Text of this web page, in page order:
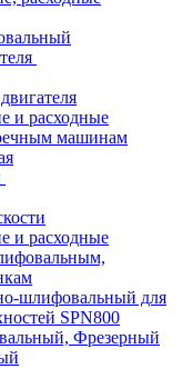
и расходные
машинам
и расходные
шлифовальный для
SPN800
Фрезерный